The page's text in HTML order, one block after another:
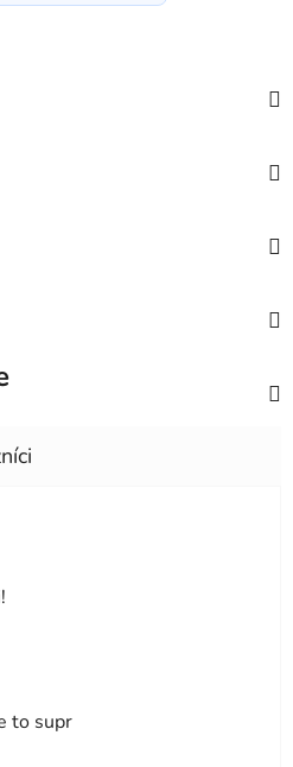
5 hvězdiček.
5 hvězdiček.
to supr